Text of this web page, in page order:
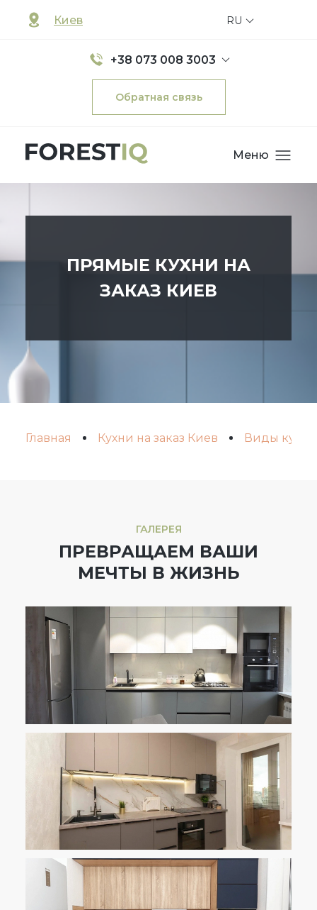
Киев
+38 073 008 3003
Обратная связь
RU
Меню
ПРЯМЫЕ КУХНИ НА
ЗАКАЗ КИЕВ
Главная Кухни на заказ Киев Виды
ГАЛЕРЕЯ
ПРЕВРАЩАЕМ ВАШИ
МЕЧТЫ В ЖИЗНЬ